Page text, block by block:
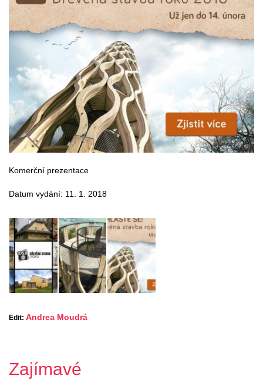
Komerční prezentace
Datum vydání: 11. 1. 2018
Edit: Andrea Moudrá
Zajímavé